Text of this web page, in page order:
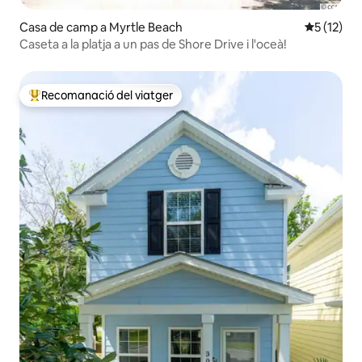
Casa de camp a Myrtle Beach 5 de
5 (12)
Caseta a la platja a un pas de Shore Drive i l'oceà!
Principals recomanacions dels viatgers
Recomanació del viatger